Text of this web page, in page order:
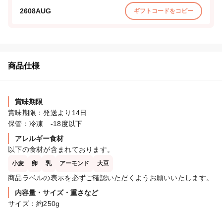
2608AUG ギフトコードをコピー
商品仕様
賞味期限
賞味期限：発送より14日
保管：冷凍　-18度以下
アレルギー食材
以下の食材が含まれております。
小麦 卵 乳 アーモンド 大豆
商品ラベルの表示を必ずご確認いただくようお願いいたします。
内容量・サイズ・重さなど
サイズ：約250g